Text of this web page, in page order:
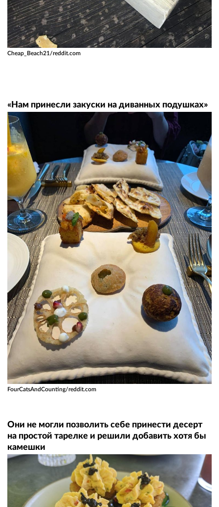
Cheap_Beach21/reddit.com
«Нам принесли закуски на диванных подушках»
FourCatsAndCounting/reddit.com
Они не могли позволить себе принести десерт
на простой тарелке и решили добавить хотя бы
камешки